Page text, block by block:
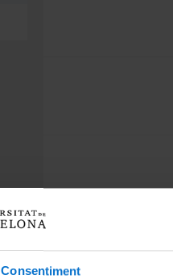
Consentiment